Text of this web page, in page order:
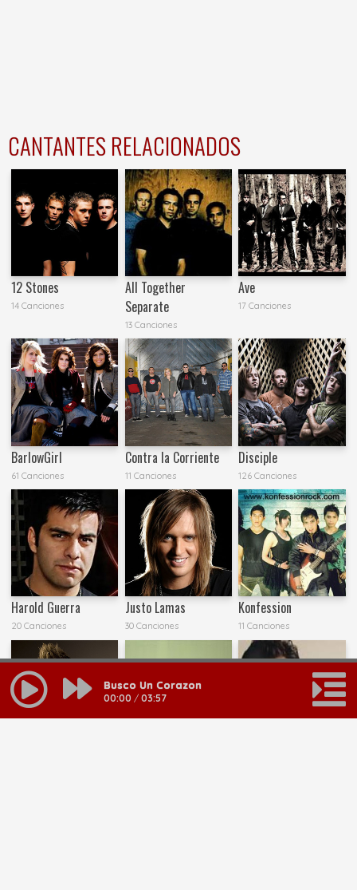
CANTANTES RELACIONADOS
12 Stones
14 Canciones
All Together
Separate
13 Canciones
Ave
17 Canciones
BarlowGirl
61 Canciones
Contra la Corriente
11 Canciones
Disciple
126 Canciones
Harold Guerra
20 Canciones
Justo Lamas
30 Canciones
Konfession
11 Canciones
Busco Un Corazon
00:00 / 03:57